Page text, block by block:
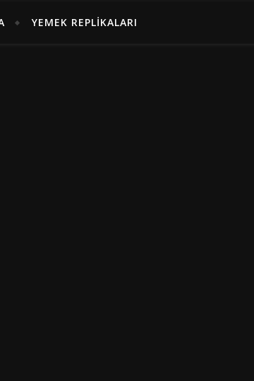
YEMEK REPLIKALARI